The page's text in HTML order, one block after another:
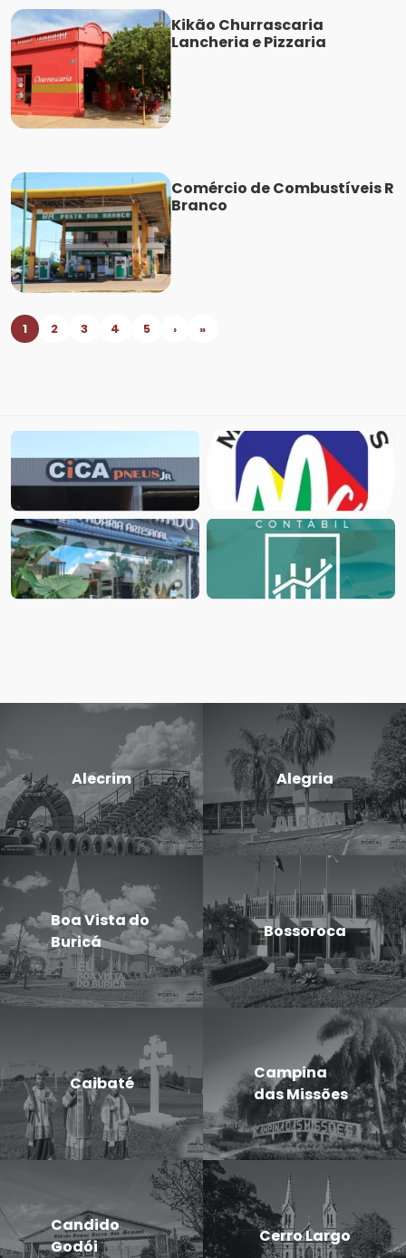
Kikão Churrascaria
Lancheria e Pizzaria
Comércio de Combustíveis R
Branco
1 2 3 4 5 › »
Alecrim Alegria
Boa Vista do
Buricá
Bossoroca
Caibaté
Campina
das Missões
Candido
Godói
Cerro Largo